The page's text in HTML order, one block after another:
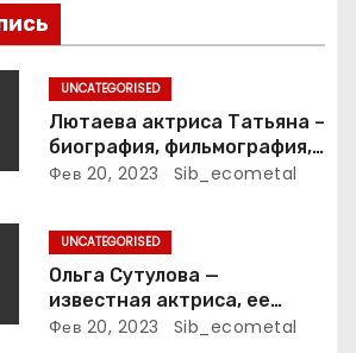
UNCATEGORISED
Лютаева актриса Татьяна –
биография, фильмография,
достижения
Фев 20, 2023 Sib_ecometal
UNCATEGORISED
Ольга Сутулова —
известная актриса, ее
биография, достижения и
Фев 20, 2023 Sib_ecometal